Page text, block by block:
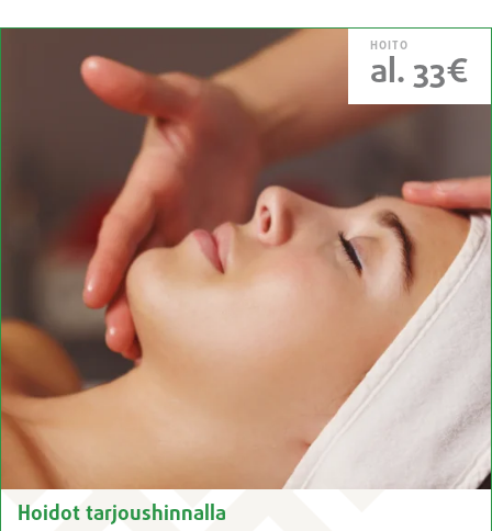
HOITO
al. 33€
Hoidot tarjoushinnalla